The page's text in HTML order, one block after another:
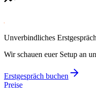
Unverbindliches Erstgespräch
Wir schauen euer Setup an
Erstgespräch buchen
Preise